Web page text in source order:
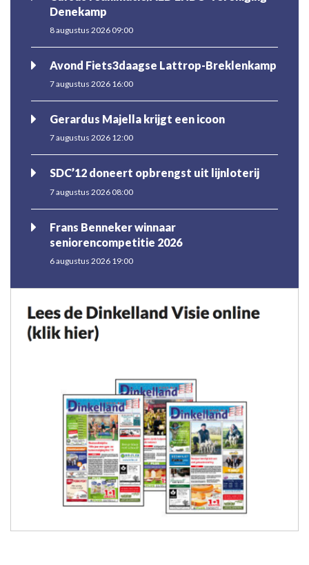
Denekamp
8 augustus 2026 09:00
Avond Fiets3daagse Lattrop-Breklenkamp
7 augustus 2026 16:00
Gerardus Majella krijgt een icoon
7 augustus 2026 12:00
SDC’12 doneert opbrengst uit lijnloterij
7 augustus 2026 08:00
Frans Benneker winnaar
seniorencompetitie 2026
6 augustus 2026 19:00